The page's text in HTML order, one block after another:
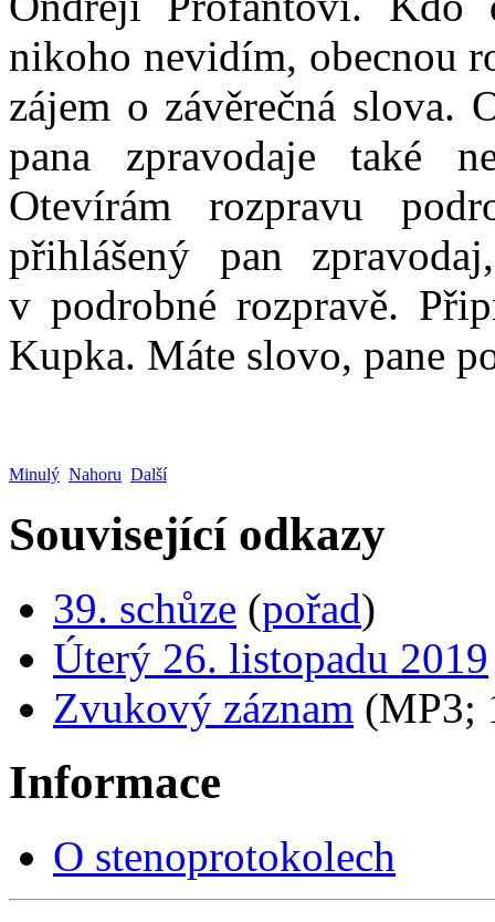
nikoho nevidím, obecnou
zájem o závěrečná slova.
pana zpravodaje také
Otevírám rozpravu
přihlášený pan
v podrobné rozpravě.
Kupka. Máte slovo, pane
Minulý Nahoru Další
Související odkazy
39. schůze (pořad)
Úterý 26. listopadu 2019
Zvukový záznam (MP3;
Informace
O stenoprotokolech